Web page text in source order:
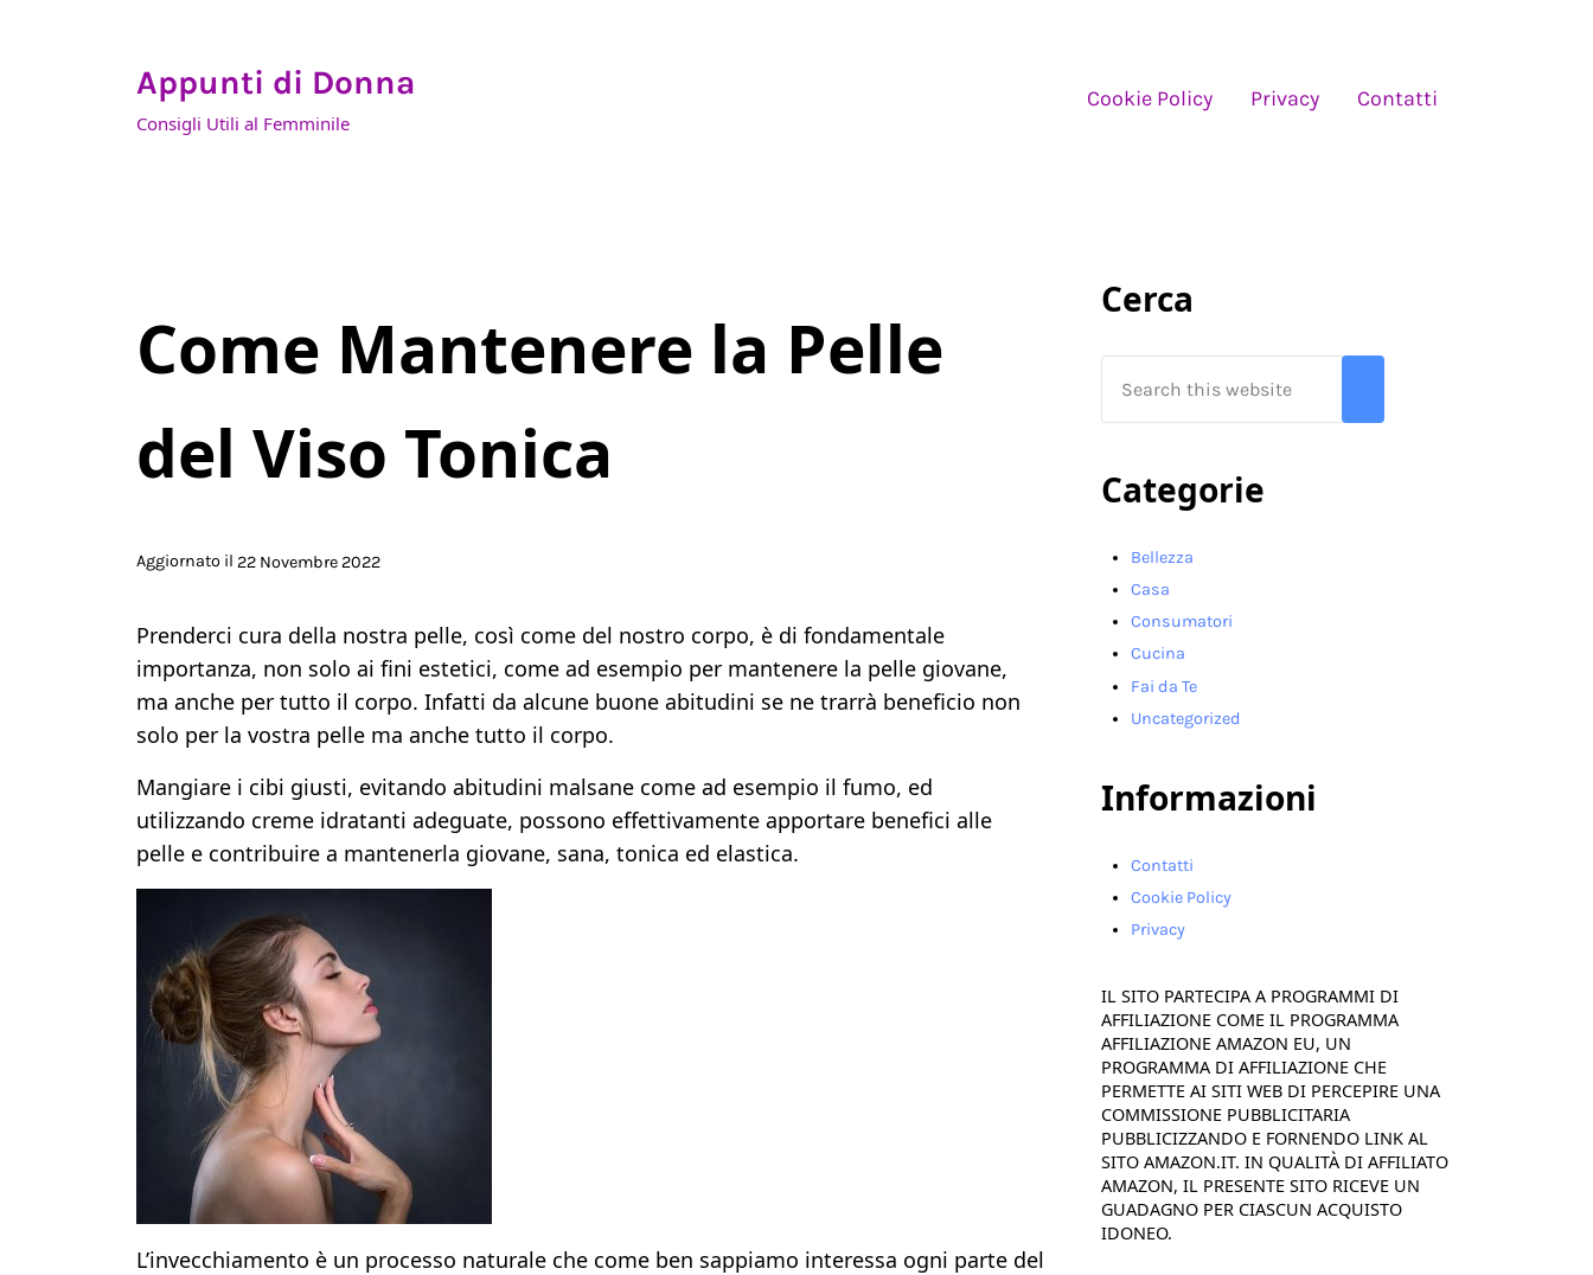
Appunti di Donna
Consigli Utili al Femminile
Cookie Policy Privacy Contatti
Come Mantenere la Pelle
del Viso Tonica
Aggiornato il 22 Novembre 2022
Prenderci cura della nostra pelle, così come del nostro corpo, è di fondamentale
importanza, non solo ai fini estetici, come ad esempio per mantenere la pelle giovane,
ma anche per tutto il corpo. Infatti da alcune buone abitudini se ne trarrà beneficio non
solo per la vostra pelle ma anche tutto il corpo.
Mangiare i cibi giusti, evitando abitudini malsane come ad esempio il fumo, ed
utilizzando creme idratanti adeguate, possono effettivamente apportare benefici alle
pelle e contribuire a mantenerla giovane, sana, tonica ed elastica.
L’invecchiamento è un processo naturale che come ben sappiamo interessa ogni parte del
Cerca
Categorie
Bellezza
Casa
Consumatori
Cucina
Fai da Te
Uncategorized
Informazioni
Contatti
Cookie Policy
Privacy
IL SITO PARTECIPA A PROGRAMMI DI
AFFILIAZIONE COME IL PROGRAMMA
AFFILIAZIONE AMAZON EU, UN
PROGRAMMA DI AFFILIAZIONE CHE
PERMETTE AI SITI WEB DI PERCEPIRE UNA
COMMISSIONE PUBBLICITARIA
PUBBLICIZZANDO E FORNENDO LINK AL
SITO AMAZON.IT. IN QUALITÀ DI AFFILIATO
AMAZON, IL PRESENTE SITO RICEVE UN
GUADAGNO PER CIASCUN ACQUISTO
IDONEO.